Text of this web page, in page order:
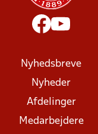
Nyhedsbreve
Nyheder
Afdelinger
Medarbejdere